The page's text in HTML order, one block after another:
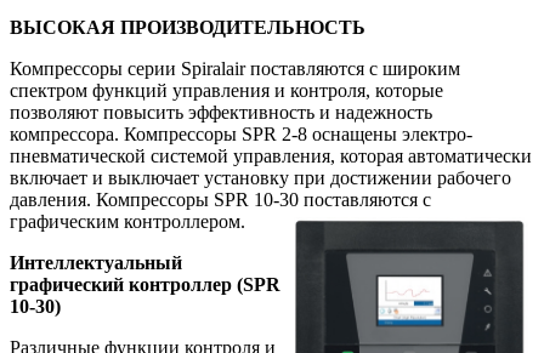
ВЫСОКАЯ ПРОИЗВОДИТЕЛЬНОСТЬ
Компрессоры серии Spiralair поставляются с широким
спектром функций управления и контроля, которые
позволяют повысить эффективность и надежность
компрессора. Компрессоры SPR 2-8 оснащены электро-
пневматической системой управления, которая автоматически
включает и выключает установку при достижении рабочего
давления. Компрессоры SPR 10-30 поставляются с
графическим контроллером.
Интеллектуальный
графический контроллер (SPR
10-30)
Различные функции контроля и